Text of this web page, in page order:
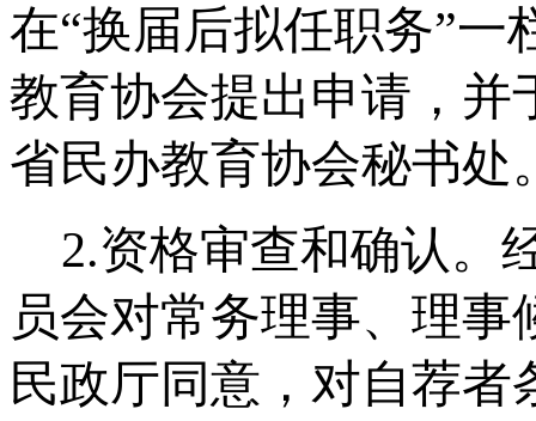
在“换届后拟任职务”一
教育协会提出申请，并
省民办教育协会秘书处
2.资格审查和确认。
员会对常务理事、理
民政厅同意，对自荐